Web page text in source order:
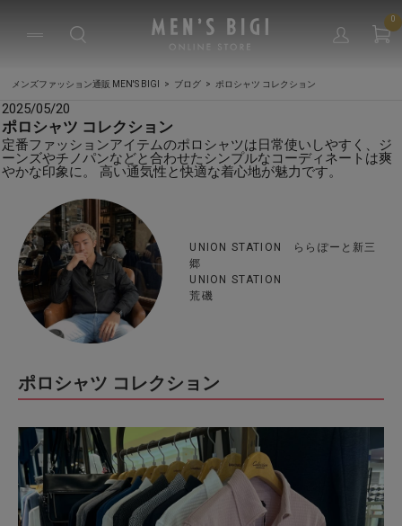
0
メンズファッション通販 MEN'S BIGI ブログ ポロシャツ コレクション
2025/05/20
ポロシャツ コレクション
定番ファッションアイテムのポロシャツは日常使いしやすく、ジ
ーンズやチノパンなどと合わせたシンプルなコーディネートは爽
やかな印象に。 高い通気性と快適な着心地が魅力です。
UNION STATION ららぽーと新三
郷
UNION STATION
荒磯
ポロシャツ コレクション